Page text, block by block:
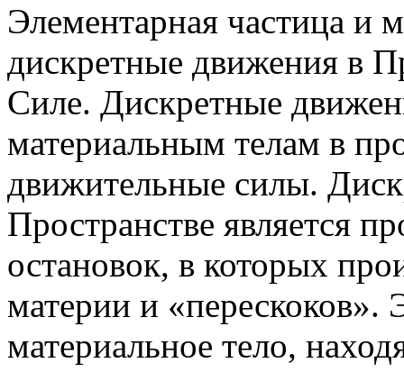
Элементарная частица и
дискретные движения в
Силе. Дискретные
материальным телам в
движительные силы.
Пространстве является
остановок, в которых
материи и «перескоков».
материальное тело,